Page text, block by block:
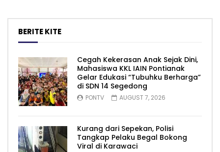
BERITE KITE
Cegah Kekerasan Anak Sejak Dini,
Mahasiswa KKL IAIN Pontianak
Gelar Edukasi “Tubuhku Berharga”
di SDN 14 Segedong
PONTV AUGUST 7, 2026
Kurang dari Sepekan, Polisi
Tangkap Pelaku Begal Bokong
Viral di Karawaci